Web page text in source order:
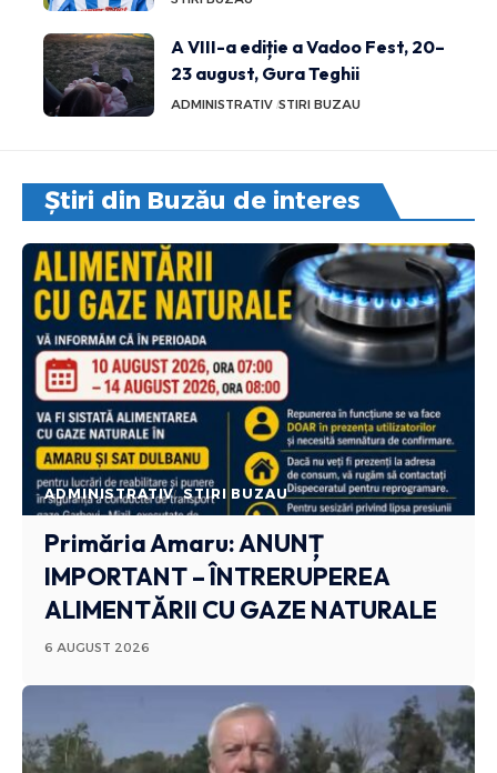
A VIII-a ediție a Vadoo Fest, 20–
23 august, Gura Teghii
ADMINISTRATIV STIRI BUZAU
Știri din Buzău de interes
ADMINISTRATIV STIRI BUZAU
Primăria Amaru: ANUNȚ
IMPORTANT – ÎNTRERUPEREA
ALIMENTĂRII CU GAZE NATURALE
6 AUGUST 2026